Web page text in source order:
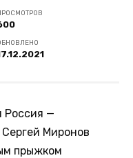
Россия —
Миронов
прыжком